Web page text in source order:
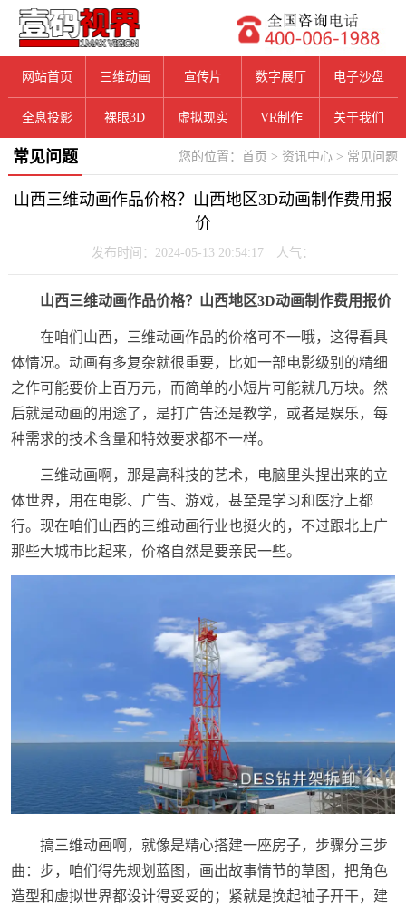
网站首页 三维动画 宣传片 数字展厅 电子沙盘
全息投影 裸眼3D 虚拟现实 VR制作 关于我们
您的位置： 首页 > 资讯中心 > 常见问题
常见问题
山西三维动画作品价格？山西地区3D动画制作费用报
价
发布时间：2024-05-13 20:54:17 人气：
山西三维动画作品价格？山西地区3D动画制作费用报价
在咱们山西，三维动画作品的价格可不一哦，这得看具
体情况。动画有多复杂就很重要，比如一部电影级别的精细
之作可能要价上百万元，而简单的小短片可能就几万块。然
后就是动画的用途了，是打广告还是教学，或者是娱乐，每
种需求的技术含量和特效要求都不一样。
三维动画啊，那是高科技的艺术，电脑里头捏出来的立
体世界，用在电影、广告、游戏，甚至是学习和医疗上都
行。现在咱们山西的三维动画行业也挺火的，不过跟北上广
那些大城市比起来，价格自然是要亲民一些。
搞三维动画啊，就像是精心搭建一座房子，步骤分三步
曲：步，咱们得先规划蓝图，画出故事情节的草图，把角色
造型和虚拟世界都设计得妥妥的；紧就是挽起袖子开干，建